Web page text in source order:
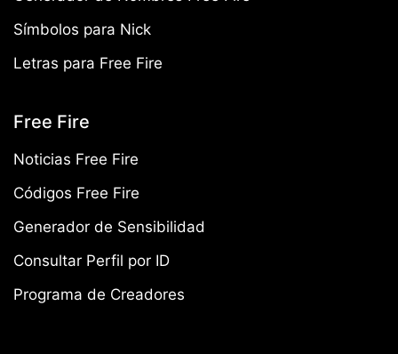
Símbolos para Nick
Letras para Free Fire
Free Fire
Noticias Free Fire
Códigos Free Fire
Generador de Sensibilidad
Consultar Perfil por ID
Programa de Creadores